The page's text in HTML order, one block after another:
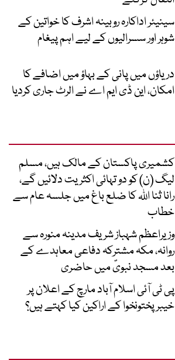
سینیئر اداکارہ روبینہ اشرف کا خواتین کے
شوہر اور سسرالیوں کے لیے اہم پیغام
دریاؤں میں پانی کے بہاؤ میں اضافے کا
امکان، این ڈی ایم اے نے الرٹ جاری کردیا
کشمیری پاکستان کے مالک ہیں، مسلم
لیگ (ن) کو دو تہائی اکثریت دلائیں گے،
رانا ثنا اللہ کا ضلع باغ میں جلسہ عام سے
خطاب
وزیراعظم شہباز شریف مدینہ منورہ سے
روانہ، مکہ مشترکہ دفاعی معاہدے کے
بعد مسجد نبویؐ میں حاضری
پی ٹی آئی اسلام آباد مارچ کے اعلان پر
خیبر پختونخوا کے اراکین کیا کہتے ہیں؟